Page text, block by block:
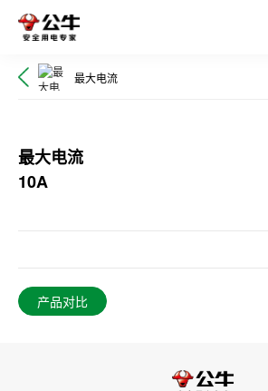
最大电流
最大电流
10A
产品对比